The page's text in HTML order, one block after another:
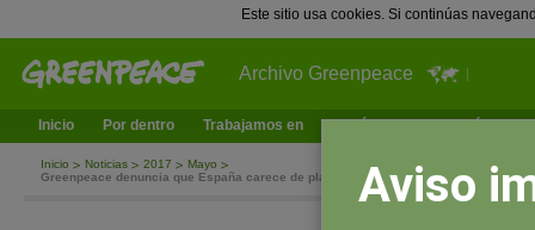
Este sitio usa cookies. Si continúas
Archivo Greenpeace
Inicio Por dentro Trabajamos en ¿Qué puedes hacer tú?
Inicio Noticias 2017
Mayo
Greenpeace denuncia que España carece de planificación energética para cumplir
Aviso